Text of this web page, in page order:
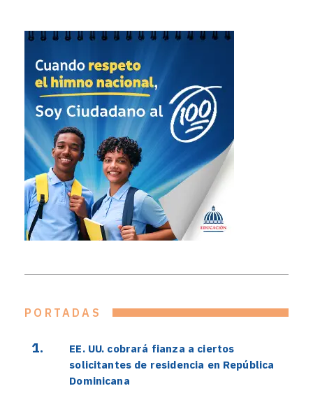
PORTADAS
EE. UU. cobrará fianza a ciertos
solicitantes de residencia en República
Dominicana